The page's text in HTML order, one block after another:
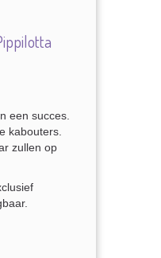
een succes.
kabouters.
zullen op